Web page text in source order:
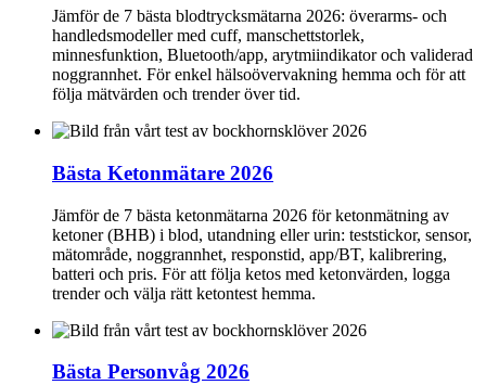
Jämför de 7 bästa blodtrycksmätarna 2026: överarms- och
handledsmodeller med cuff, manschettstorlek,
minnesfunktion, Bluetooth/app, arytmiindikator och validerad
noggrannhet. För enkel hälsoövervakning hemma och för att
följa mätvärden och trender över tid.
Bästa Ketonmätare 2026
Jämför de 7 bästa ketonmätarna 2026 för ketonmätning av
ketoner (BHB) i blod, utandning eller urin: teststickor, sensor,
mätområde, noggrannhet, responstid, app/BT, kalibrering,
batteri och pris. För att följa ketos med ketonvärden, logga
trender och välja rätt ketontest hemma.
Bästa Personvåg 2026